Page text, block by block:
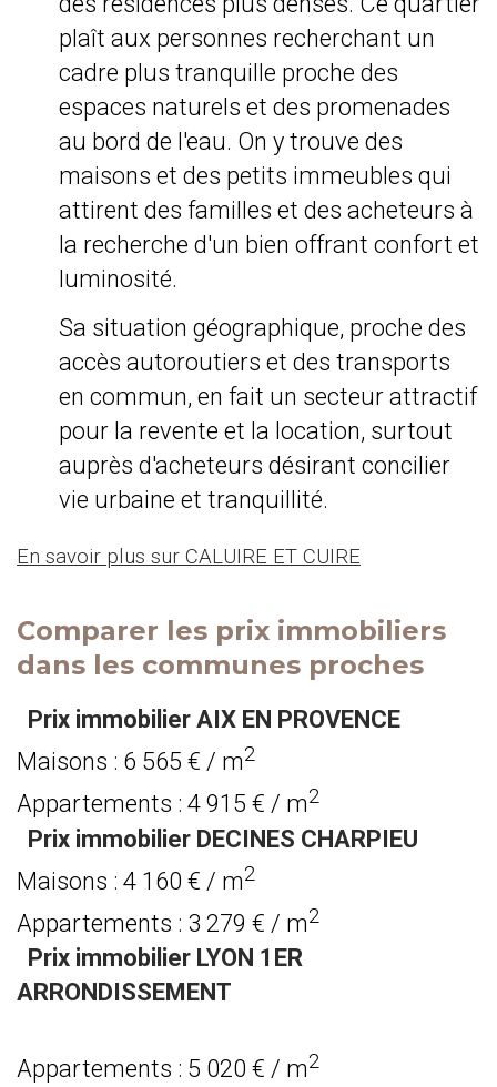
plaît aux personnes recherchant un
cadre plus tranquille proche des
espaces naturels et des promenades
au bord de l'eau. On y trouve des
maisons et des petits immeubles qui
attirent des familles et des acheteurs à
la recherche d'un bien offrant confort et
luminosité.
Sa situation géographique, proche des
accès autoroutiers et des transports
en commun, en fait un secteur attractif
pour la revente et la location, surtout
auprès d'acheteurs désirant concilier
vie urbaine et tranquillité.
En savoir plus sur CALUIRE ET CUIRE
Comparer les prix immobiliers
dans les communes proches
Prix immobilier AIX EN PROVENCE
Maisons : 6 565 € / m2
Appartements : 4 915 € / m2
Prix immobilier DECINES CHARPIEU
Maisons : 4 160 € / m2
Appartements : 3 279 € / m2
Prix immobilier LYON 1ER
ARRONDISSEMENT
Appartements : 5 020 € / m2